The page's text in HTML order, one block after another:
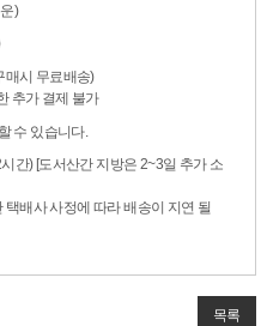
)
매시 무료배송)
추가 결제 불가
수 있습니다.
간) [도서산간 지방은 2~3일 추가 소
배사 사정에 따라 배송이 지연 될
목록